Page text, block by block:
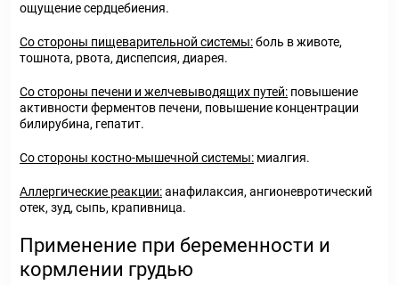
ощущение сердцебиения.
Со стороны пищеварительной системы:боль в животе,
тошнота, рвота, диспепсия, диарея.
Со стороны печени и желчевыводящих путей: повышение
активности ферментов печени, повышение концентрации
билирубина, гепатит.
Со стороны костно-мышечной системы: миалгия.
Аллергические реакции:анафилаксия, ангионевротический
отек, зуд, сыпь, крапивница.
Применение при беременности и
кормлении грудью